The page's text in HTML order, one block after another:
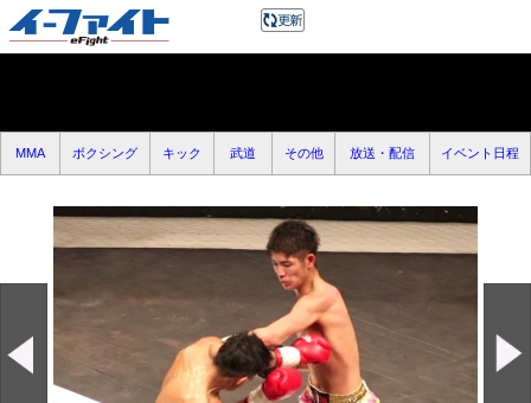
MMA ボクシング キック 武道 その他 放送・配信 イベント日程